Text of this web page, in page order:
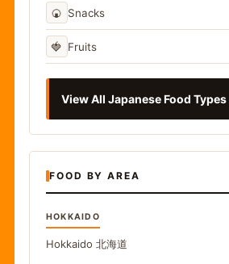
🍘 Snacks
🍓 Fruits
View All Japanese Food Types
FOOD BY AREA
HOKKAIDO
Hokkaido 北海道